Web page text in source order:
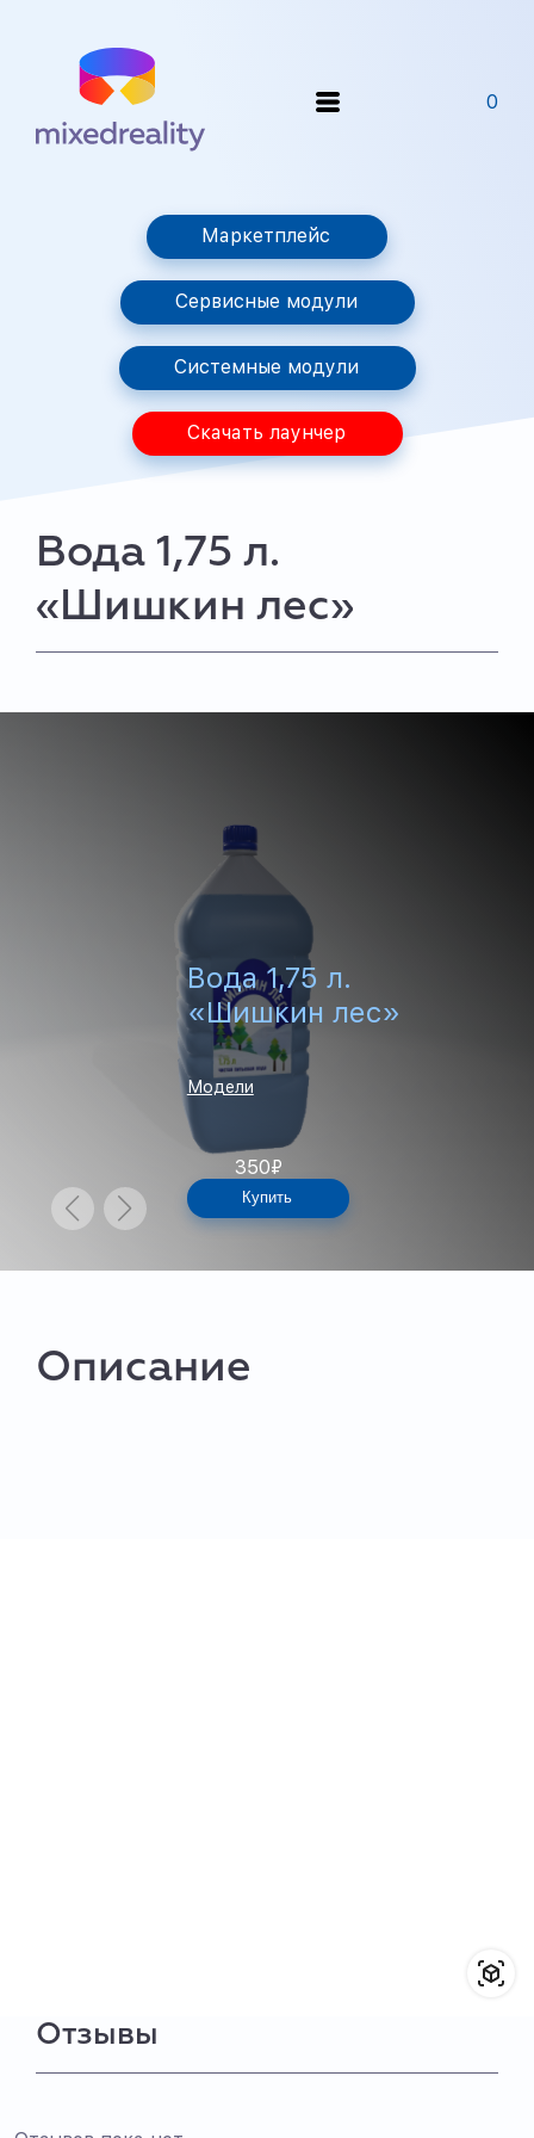
0
Маркетплейс
Сервисные модули
Системные модули
Скачать лаунчер
Вода 1,75 л.
«Шишкин лес»
Вода 1,75 л.
«Шишкин лес»
Модели
350₽
Купить
Описание
Отзывы